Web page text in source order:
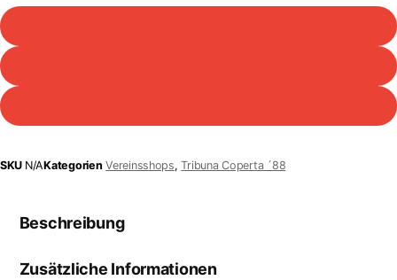
SKU N/AKategorien Vereinsshops,Tribuna Coperta ´88
Beschreibung
Zusätzliche Informationen